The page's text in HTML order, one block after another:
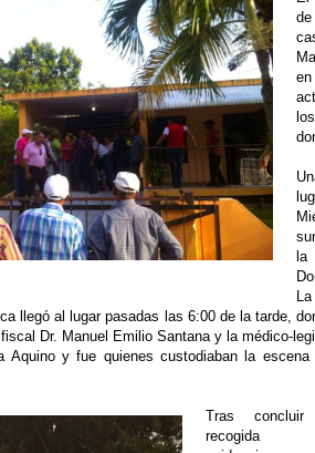
la
La
llegó al lugar pasadas las 6:00 de la tarde,
Dr. Manuel Emilio Santana y la médico-
Aquino y fue quienes custodiaban la escena
Tras
recogida